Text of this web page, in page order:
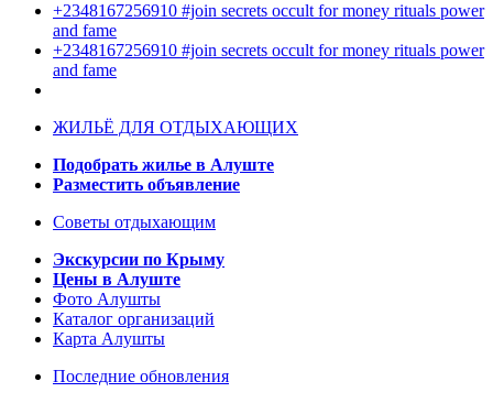
+2348167256910 #join secrets occult for money rituals power
and fame
+2348167256910 #join secrets occult for money rituals power
and fame
ЖИЛЬЁ ДЛЯ ОТДЫХАЮЩИХ
Подобрать жилье в Алуште
Разместить объявление
Советы отдыхающим
Экскурсии по Крыму
Цены в Алуште
Фото Алушты
Каталог организаций
Карта Алушты
Последние обновления